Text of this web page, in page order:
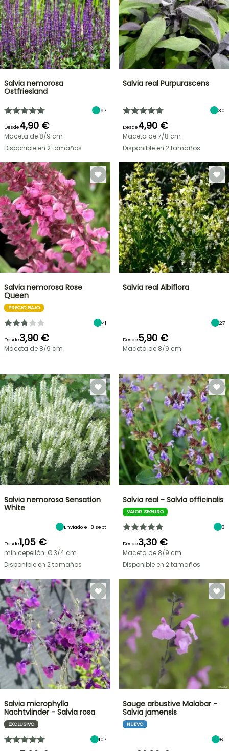
Salvia nemorosa
Ostfriesland
97
Desde4,90 €
Maceta de 8/9 cm
Disponible en 2 tamaños
Salvia real Purpurascens
30
Desde4,90 €
Maceta de 7/8 cm
Disponible en 2 tamaños
Salvia nemorosa Rose
Queen
PRECIO BAJO
41
Desde3,90 €
Maceta de 8/9 cm
Salvia real Albiflora
27
Desde5,90 €
Maceta de 8/9 cm
Salvia nemorosa Sensation
White
Enviado el 8 sept
Desde1,05 €
minicepellón: Ø 3/4 cm
Disponible en 2 tamaños
Salvia real - Salvia officinalis
VALOR SEGURO
3
Desde3,30 €
Maceta de 8/9 cm
Disponible en 2 tamaños
Salvia microphylla
Nachtvlinder - Salvia rosa
EXCLUSIVO
107
Sauge arbustive Malabar -
Salvia jamensis
NUEVO
61